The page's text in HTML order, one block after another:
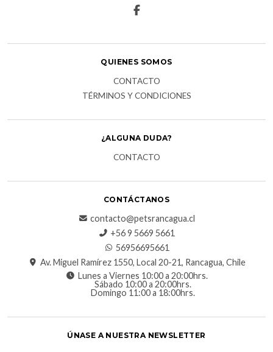
QUIENES SOMOS
CONTACTO
TÉRMINOS Y CONDICIONES
¿ALGUNA DUDA?
CONTACTO
CONTÁCTANOS
contacto@petsrancagua.cl
‪+56 9 5669 5661‬
56956695661‬
Av. Miguel Ramírez 1550, Local 20-21, Rancagua, Chile
Lunes a Viernes 10:00 a 20:00hrs.
Sábado 10:00 a 20:00hrs.
Domingo 11:00 a 18:00hrs.
ÚNASE A NUESTRA NEWSLETTER